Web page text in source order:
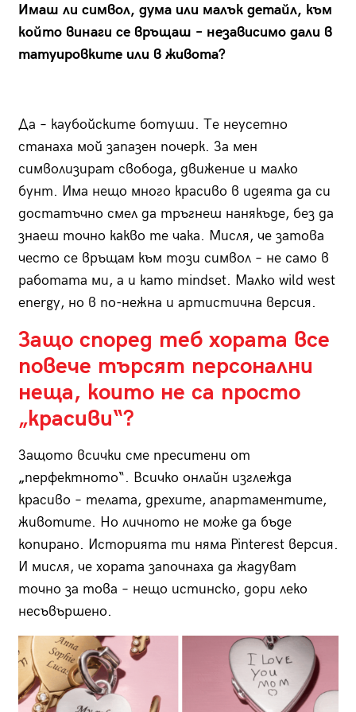
Имаш ли символ, дума или малък детайл, към
който винаги се връщаш – независимо дали в
татуировките или в живота?
Да – каубойските ботуши. Те неусетно
станаха мой запазен почерк. За мен
символизират свобода, движение и малко
бунт. Има нещо много красиво в идеята да си
достатъчно смел да тръгнеш нанякъде, без да
знаеш точно какво те чака. Мисля, че затова
често се връщам към този символ – не само в
работата ми, а и като mindset. Малко wild west
energy, но в по-нежна и артистична версия.
Защо според теб хората все
повече търсят персонални
неща, които не са просто
„красиви“?
Защото всички сме преситени от
„перфектното“. Всичко онлайн изглежда
красиво – телата, дрехите, апартаментите,
животите. Но личното не може да бъде
копирано. Историята ти няма Pinterest версия.
И мисля, че хората започнаха да жадуват
точно за това – нещо истинско, дори леко
несъвършено.